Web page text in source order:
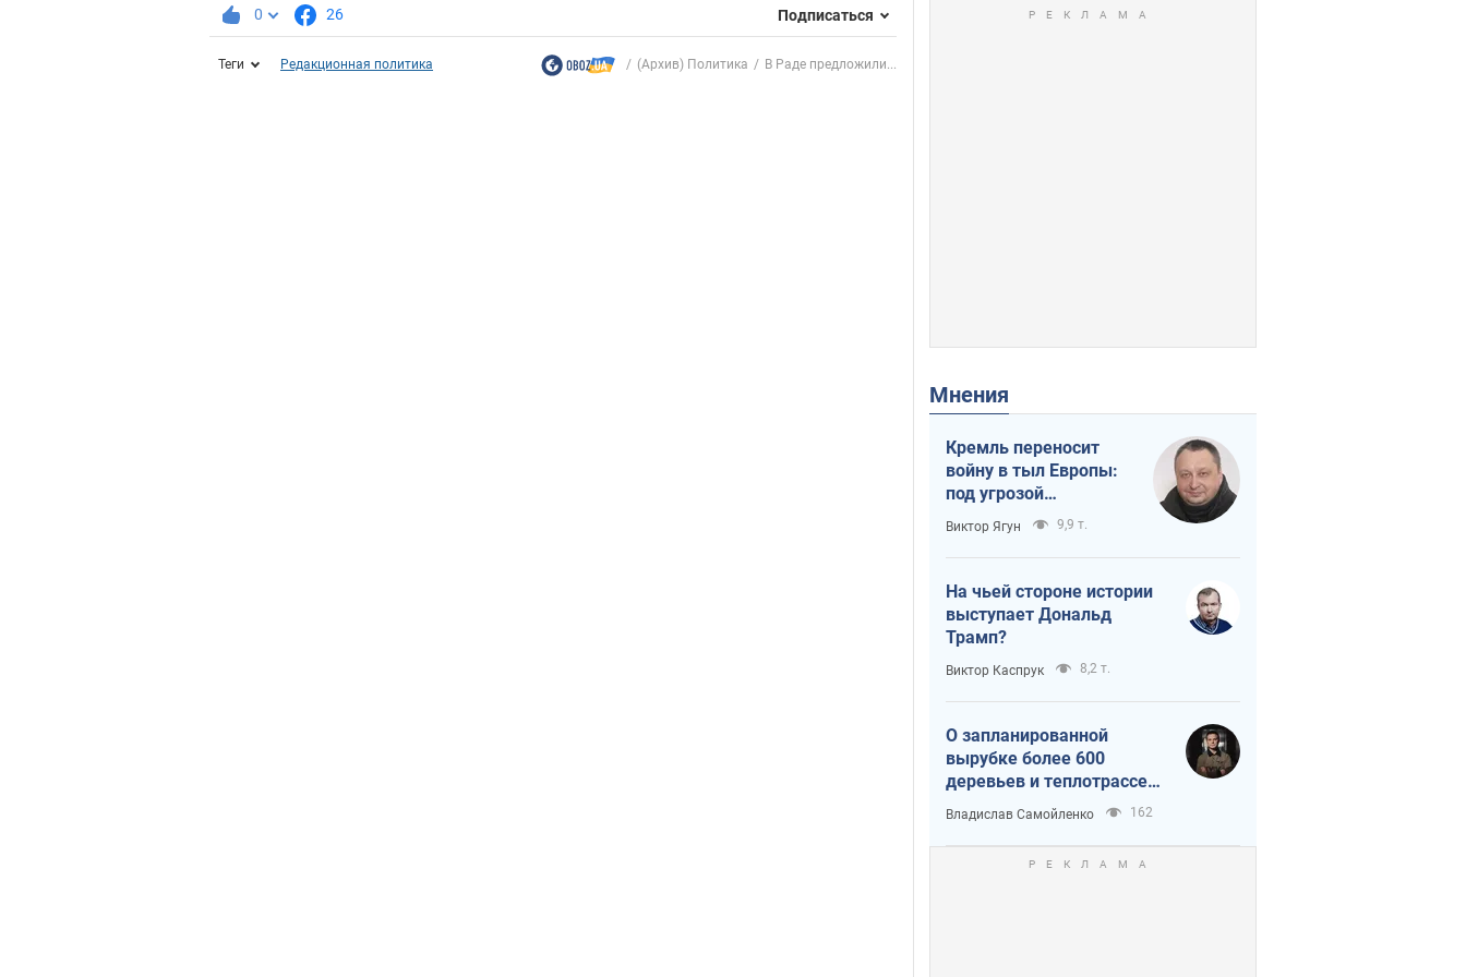
0 26 Подписаться
Теги Редакционная политика (Архив) Политика В Раде предложили...
Мнения
Кремль переносит
войну в тыл Европы:
под угрозой
критическая
логистика
Виктор Ягун 9,9 т.
На чьей стороне истории
выступает Дональд
Трамп?
Виктор Каспрук 8,2 т.
О запланированной
вырубке более 600
деревьев и теплотрассе:
что происходит на
Теремках в Киеве
Владислав Самойленко 162